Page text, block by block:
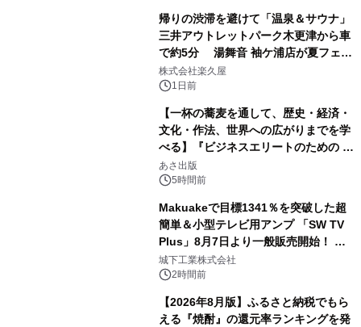
帰りの渋滞を避けて「温泉＆サウナ」
三井アウトレットパーク木更津から車
で約5分 湯舞音 袖ケ浦店が夏フェア
メニューを提供
株式会社楽久屋
1日前
【一杯の蕎麦を通して、歴史・経済・
文化・作法、世界への広がりまでを学
べる】『ビジネスエリートのための 教
養としての蕎麦』2026年8月25日
（火）発売
あさ出版
5時間前
Makuakeで目標1341％を突破した超
簡単＆小型テレビ用アンプ 「SW TV
Plus」8月7日より一般販売開始！ ケ
ーブル1本つなぐだけ、テレビの音が
ぐっと豊かに
城下工業株式会社
2時間前
【2026年8月版】ふるさと納税でもら
える『焼酎』の還元率ランキングを発